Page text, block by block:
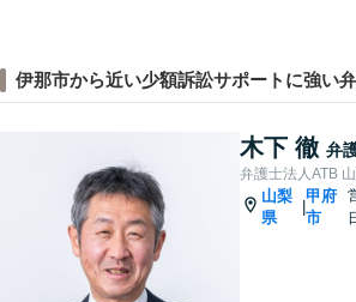
伊那市から近い少額訴訟サポートに強い
木下 徹 弁
弁護士法人ATB
山梨
県
|
甲府
市